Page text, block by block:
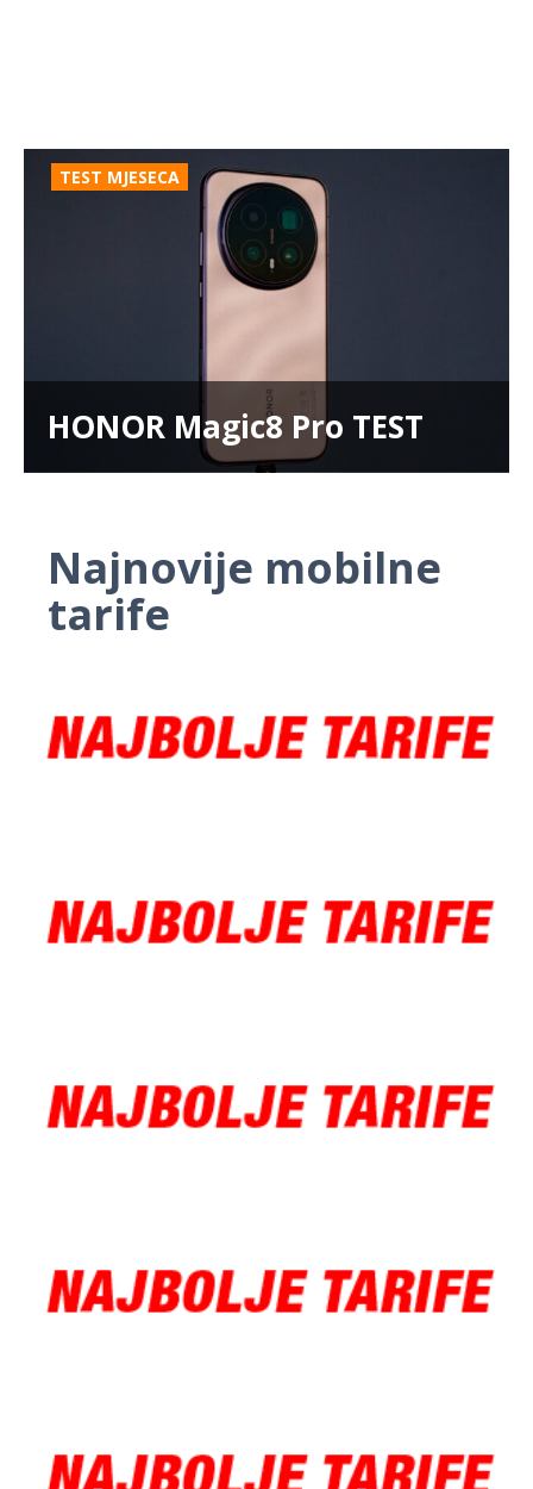
TEST MJESECA
HONOR Magic8 Pro TEST
Najnovije mobilne
tarife